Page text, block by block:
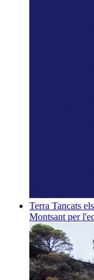
Terra Tancats
Montsant per